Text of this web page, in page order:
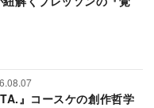
』コースケの創作哲学